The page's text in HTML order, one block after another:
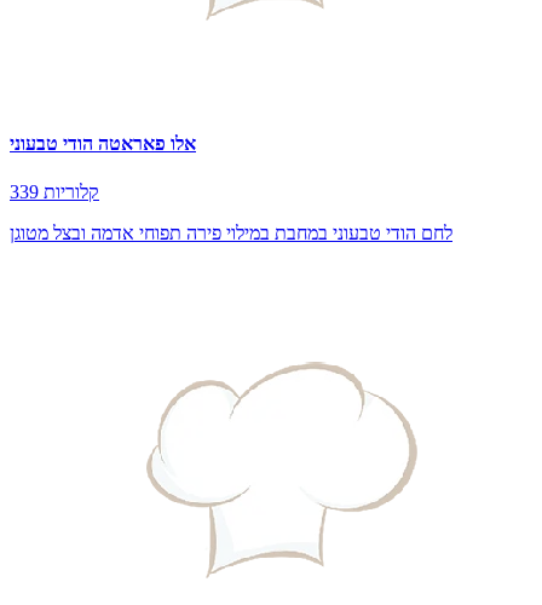
אלו פאראטה הודי טבעוני
339 קלוריות
לחם הודי טבעוני במחבת במילוי פירה תפוחי אדמה ובצל מטוגן